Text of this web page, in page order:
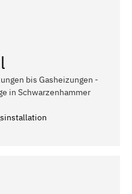
bis Gasheizungen -
in Schwarzenhammer